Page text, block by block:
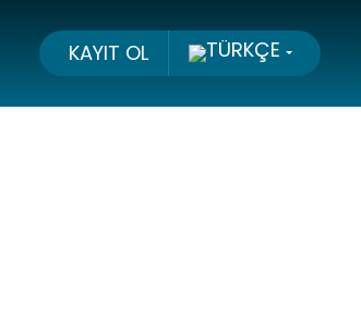
KAYIT OL